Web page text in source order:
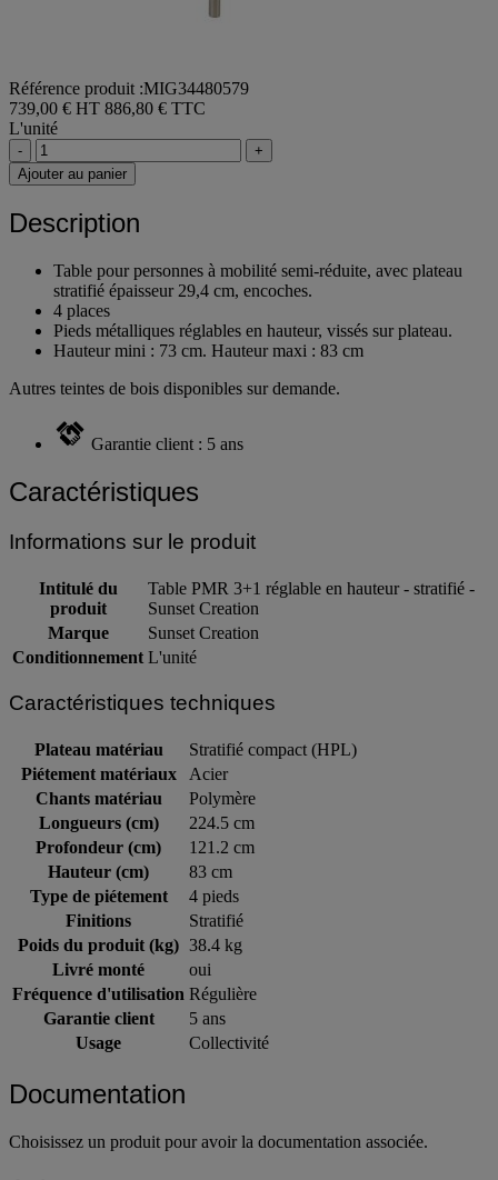
Référence produit :MIG34480579
739,00 € HT
L'unité
-
Description
Table pour personnes à mobilité semi-réduite, avec plateau
stratifié épaisseur 29,4 cm, encoches.
4 places
Pieds métalliques réglables en hauteur, vissés sur plateau.
Caractéristiques
Informations sur le produit
Intitulé du
produit
Table PMR 3+1 réglable en hauteur - stratifié -
Sunset Creation
Marque
Sunset Creation
Caractéristiques techniques
Plateau matériau
Stratifié compact (HPL)
Piétement matériaux
Acier
Chants matériau
Polymère
Longueurs (cm)
224.5 cm
Profondeur (cm)
121.2 cm
Hauteur (cm)
83 cm
Type de piétement
4 pieds
Finitions
Stratifié
Poids du produit (kg)
38.4 kg
Livré monté
oui
Fréquence d'utilisation
Régulière
Garantie client
5 ans
Documentation